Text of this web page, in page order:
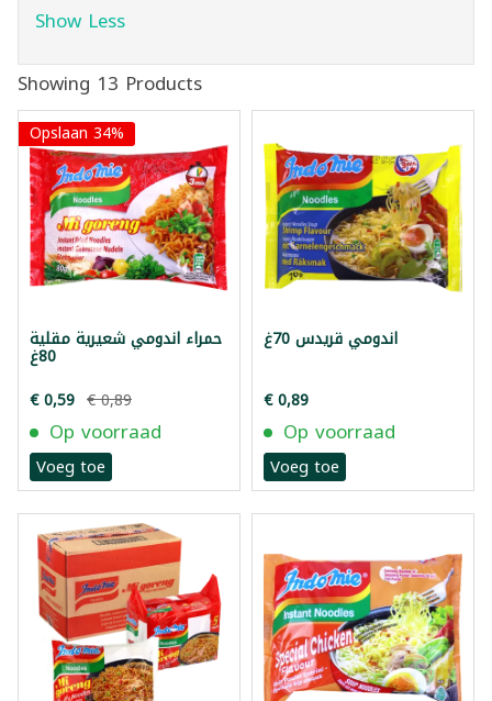
Show Less
Showing 13 Products
Opslaan 34%
حمراء اندومي شعيرية مقلية
80غ
€ 0,59 € 0,89
Op voorraad
Voeg toe
اندومي قريدس 70غ
€ 0,89
Op voorraad
Voeg toe